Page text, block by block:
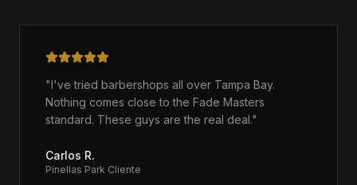
"I've tried barbershops all over Tampa Bay.
Nothing comes close to the Fade Masters
standard. These guys are the real deal."
Carlos R.
Pinellas Park Cliente